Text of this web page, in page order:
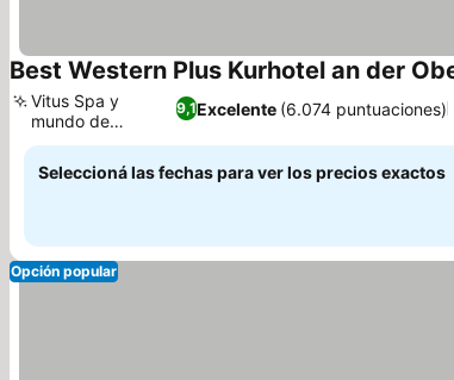
Best Western Plus Kurhotel an der
9,1Excelente (6.074 puntuaciones)
Vitus Spa y
mundo de
bienestar
Seleccioná las fechas para ver los precios exactos
Opción popular